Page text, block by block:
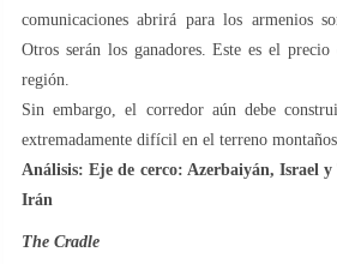
comunicaciones abrirá para los armenios
Otros serán los ganadores. Este es el
región.
Sin embargo, el corredor aún debe
extremadamente difícil en el terreno
Análisis: Eje de cerco: Azerbaiyán, Israel
Irán
The Cradle